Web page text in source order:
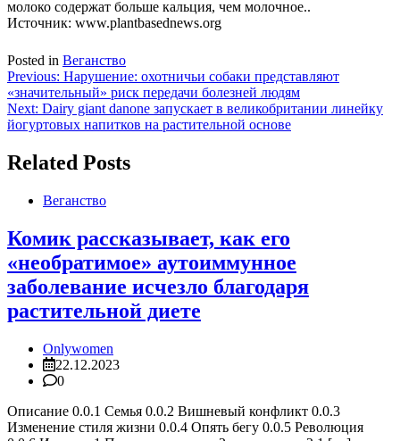
молоко содержат больше кальция, чем молочное..
Источник: www.plantbasednews.org
Posted in Веганство
Навигация
по
записям
Previous: Нарушение: охотничьи собаки представляют
«значительный» риск передачи болезней людям
Next: Dairy giant danone запускает в великобритании линейку
йогуртовых напитков на растительной основе
Related Posts
Веганство
Комик рассказывает, как его
«необратимое» аутоиммунное
заболевание исчезло благодаря
растительной диете
Onlywomen
22.12.2023
0
Описание 0.0.1 Семья 0.0.2 Вишневый конфликт 0.0.3
Изменение стиля жизни 0.0.4 Опять бегу 0.0.5 Революция